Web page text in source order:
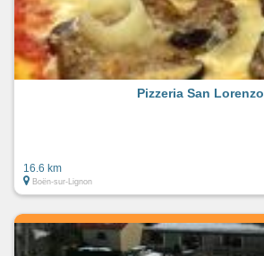
Pizzeria San Lorenzo
16.6 km
Boën-sur-Lignon